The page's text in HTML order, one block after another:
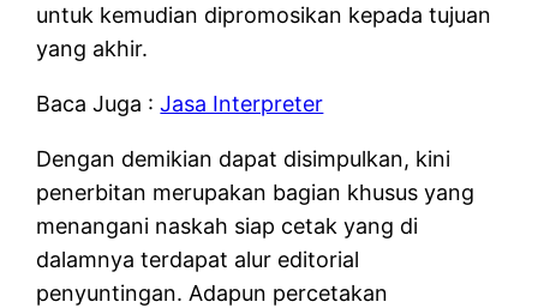
untuk kemudian dipromosikan kepada tujuan
yang akhir.
Baca Juga :Jasa Interpreter
Dengan demikian dapat disimpulkan, kini
penerbitan merupakan bagian khusus yang
menangani naskah siap cetak yang di
dalamnya terdapat alur editorial
penyuntingan. Adapun percetakan